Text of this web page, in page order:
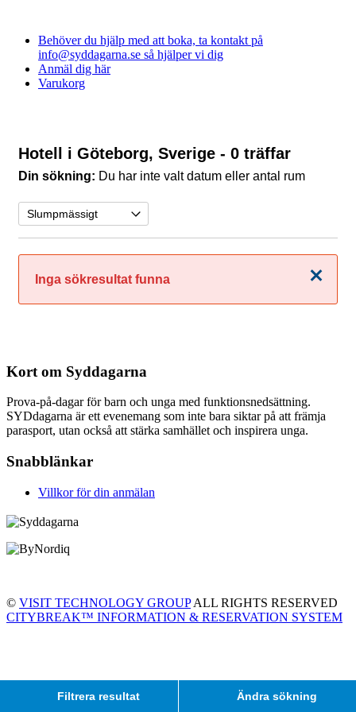
Behöver du hjälp med att boka, ta kontakt på
info@syddagarna.se så hjälper vi dig
Anmäl dig här
Varukorg
Hotell i Göteborg, Sverige - 0 träffar
Din sökning: Du har inte valt datum eller antal rum
Stäng
Inga sökresultat funna
Filtrera resultat Ändra sökning
Kort om Syddagarna
Prova-på-dagar för barn och unga med funktionsnedsättning.
SYDdagarna är ett evenemang som inte bara siktar på att främja
parasport, utan också att stärka samhället och inspirera unga.
Snabblänkar
Villkor för din anmälan
© VISIT TECHNOLOGY GROUPALL RIGHTS RESERVED
CITYBREAK™ INFORMATION & RESERVATION SYSTEM